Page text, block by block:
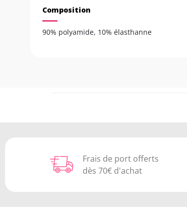
Composition
90% polyamide, 10% élasthanne
Frais de port offerts
dès 70€ d'achat